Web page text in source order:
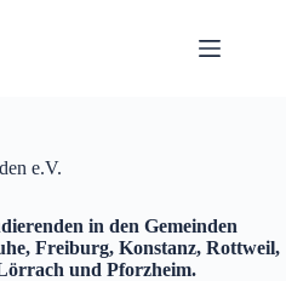
e.V.
in den Gemeinden
Freiburg, Konstanz, Rottweil,
und Pforzheim.